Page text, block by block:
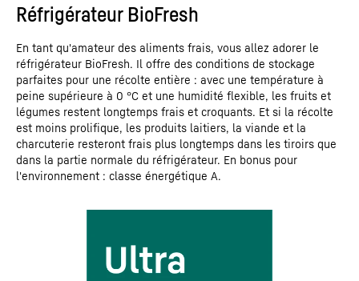
Réfrigérateur BioFresh
En tant qu'amateur des aliments frais, vous allez adorer le
réfrigérateur BioFresh. Il offre des conditions de stockage
parfaites pour une récolte entière : avec une température à
peine supérieure à 0 °C et une humidité flexible, les fruits et
légumes restent longtemps frais et croquants. Et si la récolte
est moins prolifique, les produits laitiers, la viande et la
charcuterie resteront frais plus longtemps dans les tiroirs que
dans la partie normale du réfrigérateur. En bonus pour
l'environnement : classe énergétique A.